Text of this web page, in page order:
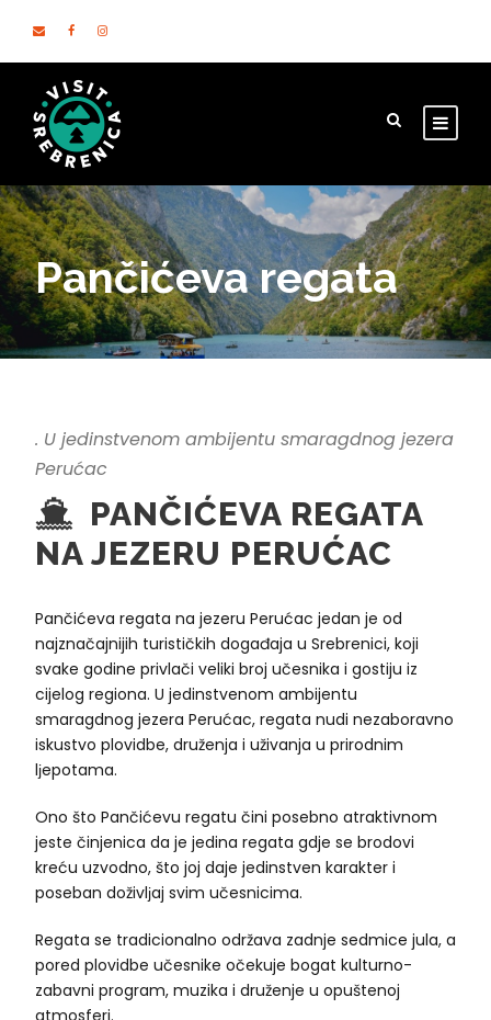
Pančićeva regata
. U jedinstvenom ambijentu smaragdnog jezera
Perućac
PANČIĆEVA REGATA
NA JEZERU PERUĆAC
Pančićeva regata na jezeru Perućac jedan je od
najznačajnijih turističkih događaja u Srebrenici, koji
svake godine privlači veliki broj učesnika i gostiju iz
cijelog regiona. U jedinstvenom ambijentu
smaragdnog jezera Perućac, regata nudi nezaboravno
iskustvo plovidbe, druženja i uživanja u prirodnim
lјepotama.
Ono što Pančićevu regatu čini posebno atraktivnom
jeste činjenica da je jedina regata gdje se brodovi
kreću uzvodno, što joj daje jedinstven karakter i
poseban doživlјaj svim učesnicima.
Regata se tradicionalno održava zadnje sedmice jula, a
pored plovidbe učesnike očekuje bogat kulturno-
zabavni program, muzika i druženje u opuštenoj
atmosferi.